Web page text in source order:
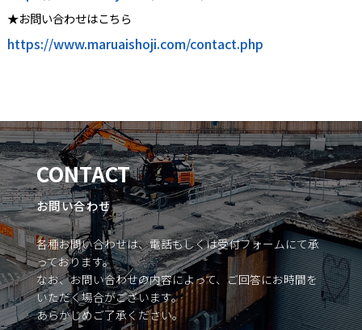
★お問い合わせはこちら
https://www.maruaishoji.com/contact.php
CONTACT
お問い合わせ
各種お問い合わせは、電話もしくは受付フォームにて承
っております。
なお、お問い合わせの内容によって、ご回答にお時間を
いただく場合がございます。
あらかじめご了承ください。